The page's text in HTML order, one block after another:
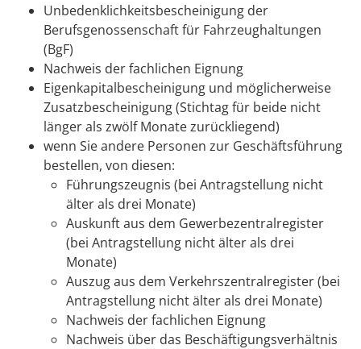
Unbedenklichkeitsbescheinigung der
Berufsgenossenschaft für Fahrzeughaltungen
(BgF)
Nachweis der fachlichen Eignung
Eigenkapitalbescheinigung und möglicherweise
Zusatzbescheinigung (Stichtag für beide nicht
länger als zwölf Monate zurückliegend)
wenn Sie andere Personen zur Geschäftsführung
bestellen, von diesen:
Führungszeugnis (bei Antragstellung nicht
älter als drei Monate)
Auskunft aus dem Gewerbezentralregister
(bei Antragstellung nicht älter als drei
Monate)
Auszug aus dem Verkehrszentralregister (bei
Antragstellung nicht älter als drei Monate)
Nachweis der fachlichen Eignung
Nachweis über das Beschäftigungsverhältnis